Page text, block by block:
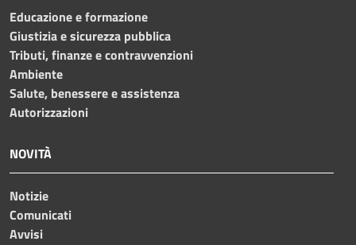
Educazione e formazione
Giustizia e sicurezza pubblica
Tributi, finanze e contravvenzioni
Ambiente
Salute, benessere e assistenza
Autorizzazioni
NOVITÀ
Notizie
Comunicati
Avvisi